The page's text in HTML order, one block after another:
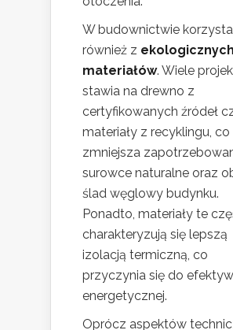
W budownictwie
również z ekologicznych
materiałów. Wiele
stawia na drewno z
certyfikowanych źródeł
materiały z recyklingu, co
zmniejsza
surowce naturalne oraz
ślad węglowy budynku.
Ponadto, materiały te
charakteryzują się lepszą
izolacją termiczną, co
przyczynia się do
energetycznej.
Oprócz aspektów